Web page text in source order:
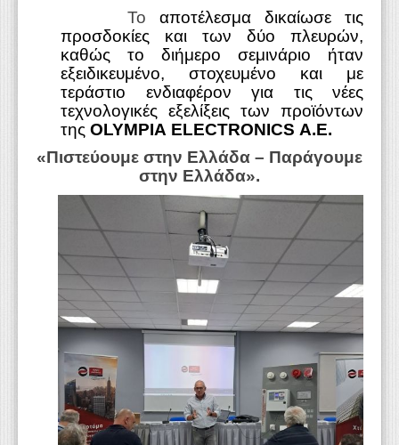
Το αποτέλεσμα δικαίωσε τις
προσδοκίες και των δύο πλευρών,
καθώς το διήμερο σεμινάριο ήταν
εξειδικευμένο, στοχευμένο και με
τεράστιο ενδιαφέρον για τις νέες
τεχνολογικές εξελίξεις των προϊόντων
τηςOLYMPIA ELECTRONICS A.E.
«Πιστεύουμε στην Ελλάδα – Παράγουμε
στην Ελλάδα».